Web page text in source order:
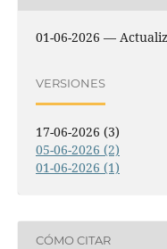
01-06-2026 —
VERSIONES
17-06-2026 (3)
05-06-2026 (2)
01-06-2026 (1)
CÓMO CITAR